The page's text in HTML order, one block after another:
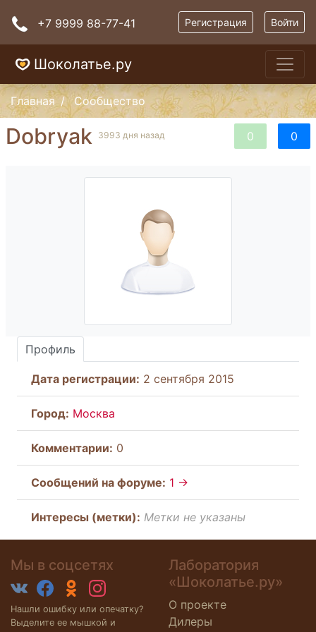
+7 9999 88-77-41 Регистрация Войти
Шоколатье.ру
Главная Сообщество
0 0
Dobryak 3993 дня назад
Профиль
Дата регистрации: 2 сентября 2015
Город: Москва
Комментарии: 0
Cообщений на форуме: 1 →
Интересы (метки): Метки не указаны
Мы в соцсетях
Нашли ошибку или опечатку?
Выделите ее мышкой и
Лаборатория
«Шоколатье.ру»
О проекте
Дилеры